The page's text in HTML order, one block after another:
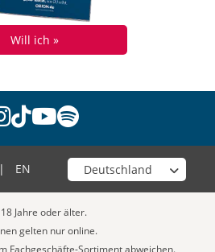
Will ich »
tiktok
youtube
spotify
| EN Wähle deinen Shop
Jahre oder älter.
gelten nur online.
Fachgeschäfte-Sortiment abweichen.